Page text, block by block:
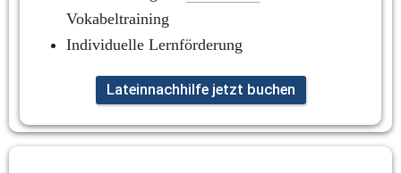
Vokabeltraining
Individuelle Lernförderung
Lateinnachhilfe jetzt buchen